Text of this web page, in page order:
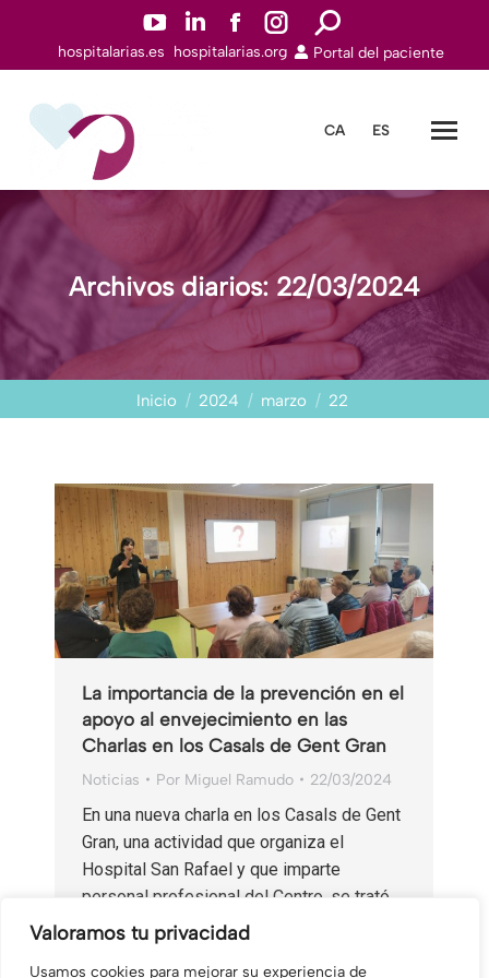
Valoramos tu privacidad
Usamos cookies para mejorar su experiencia de
YouTuben
abre
ventana
Linkedinn
abre
ventana
Facebookn
abre
ventana
Instagramn
abre
ventana
Buscar:
hospitalarias.es hospitalarias.org Portal del paciente
CA ES
Archivos diarios: 22/03/2024
Inicio 2024 marzo 22
La importancia de la prevención en el
apoyo al envejecimiento en las
Charlas en los Casals de Gent Gran
Noticias Por Miguel Ramudo 22/03/2024
En una nueva charla en los Casals de Gent
Gran, una actividad que organiza el
Hospital San Rafael y que imparte
personal profesional del Centro, se trató
el tema del…